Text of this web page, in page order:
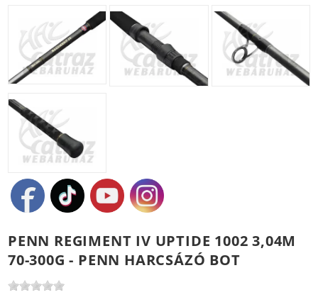
PENN REGIMENT IV UPTIDE 1002 3,04M
70-300G - PENN HARCSÁZÓ BOT